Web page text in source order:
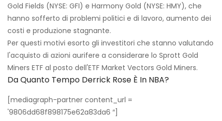
Gold Fields (NYSE: GFI) e Harmony Gold (NYSE: HMY), che
hanno sofferto di problemi politici e di lavoro, aumento dei
costi e produzione stagnante.
Per questi motivi esorto gli investitori che stanno valutando
l'acquisto di azioni aurifere a considerare lo Sprott Gold
Miners ETF al posto dell'ETF Market Vectors Gold Miners.
Da Quanto Tempo Derrick Rose È In NBA?
[mediagraph-partner content_url =
'9806dd68f898175e62a83da6 ″]